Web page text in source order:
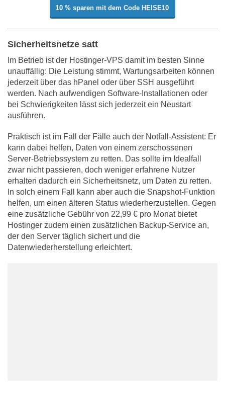
10 % sparen mit dem Code HEISE10
Sicherheitsnetze satt
Im Betrieb ist der Hostinger-VPS damit im besten Sinne
unauffällig: Die Leistung stimmt, Wartungsarbeiten können
jederzeit über das hPanel oder über SSH ausgeführt
werden. Nach aufwendigen Software-Installationen oder
bei Schwierigkeiten lässt sich jederzeit ein Neustart
ausführen.
Praktisch ist im Fall der Fälle auch der Notfall-Assistent: Er
kann dabei helfen, Daten von einem zerschossenen
Server-Betriebssystem zu retten. Das sollte im Idealfall
zwar nicht passieren, doch weniger erfahrene Nutzer
erhalten dadurch ein Sicherheitsnetz, um Daten zu retten.
In solch einem Fall kann aber auch die Snapshot-Funktion
helfen, um einen älteren Status wiederherzustellen. Gegen
eine zusätzliche Gebühr von 22,99 € pro Monat bietet
Hostinger zudem einen zusätzlichen Backup-Service an,
der den Server täglich sichert und die
Datenwiederherstellung erleichtert.